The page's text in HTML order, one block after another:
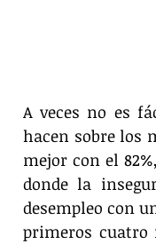
A veces no es
hacen sobre los
mejor con el
donde la
desempleo con
primeros cuatro